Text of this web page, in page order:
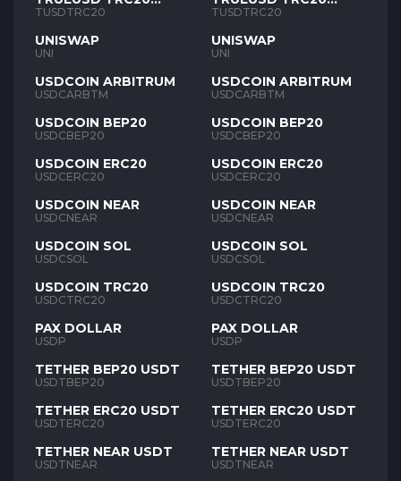
TUSD
TUSDTRC20
UNISWAP
UNI
USDCOIN ARBITRUM
USDCARBTM
USDCOIN BEP20
USDCBEP20
USDCOIN ERC20
USDCERC20
USDCOIN NEAR
USDCNEAR
USDCOIN SOL
USDCSOL
USDCOIN TRC20
USDCTRC20
PAX DOLLAR
USDP
TETHER BEP20 USDT
USDTBEP20
TETHER ERC20 USDT
USDTERC20
TETHER NEAR USDT
USDTNEAR
TUSD
TUSDTRC20
UNISWAP
UNI
USDCOIN ARBITRUM
USDCARBTM
USDCOIN BEP20
USDCBEP20
USDCOIN ERC20
USDCERC20
USDCOIN NEAR
USDCNEAR
USDCOIN SOL
USDCSOL
USDCOIN TRC20
USDCTRC20
PAX DOLLAR
USDP
TETHER BEP20 USDT
USDTBEP20
TETHER ERC20 USDT
USDTERC20
TETHER NEAR USDT
USDTNEAR